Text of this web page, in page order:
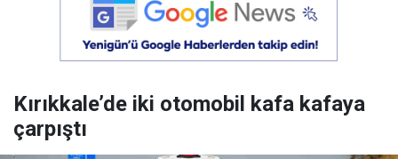
Kırıkkale’de iki otomobil kafa kafaya
çarpıştı